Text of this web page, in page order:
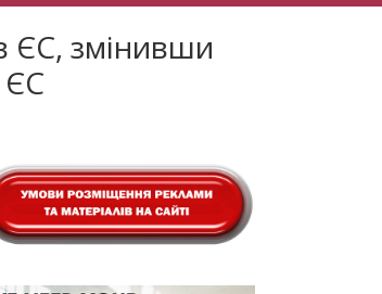
ЄС, змінивши
ЄС